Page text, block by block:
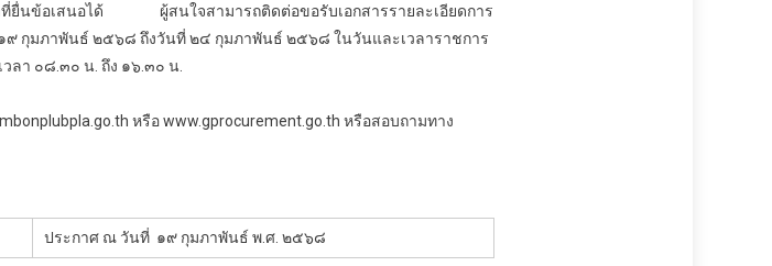
ยื่นข้อเสนอได้
ผู้สนใจสามารถติดต่อขอรับเอกสารรายละเอียดการ
๙ กุมภาพันธ์ ๒๕๖๘ ถึงวันที่ ๒๔ กุมภาพันธ์ ๒๕๖๘ ในวันและเวลาราชการ
๐๘.๓๐ น. ถึง ๑๖.๓๐ น.
หรือ www.gprocurement.go.th หรือสอบถามทาง
ประกาศ ณ วันที่ ๑๙ กุมภาพันธ์ พ.ศ. ๒๕๖๘